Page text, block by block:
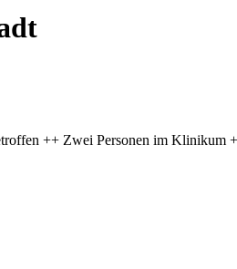
++ Zwei Personen im